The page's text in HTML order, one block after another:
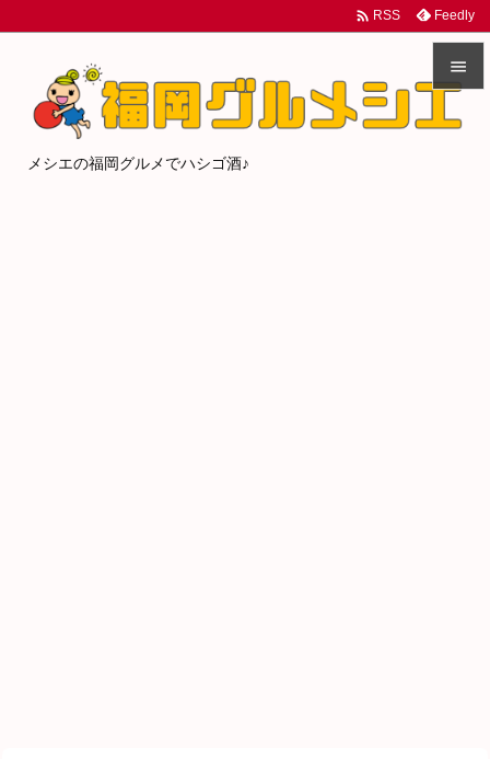


 RSS Feedly
メシエの福岡グルメでハシゴ酒♪